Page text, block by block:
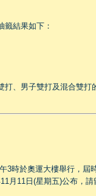
籤結果如下：
、男子雙打及混合雙
3時於奧運大樓舉行，屆
月11日(星期五)公布，